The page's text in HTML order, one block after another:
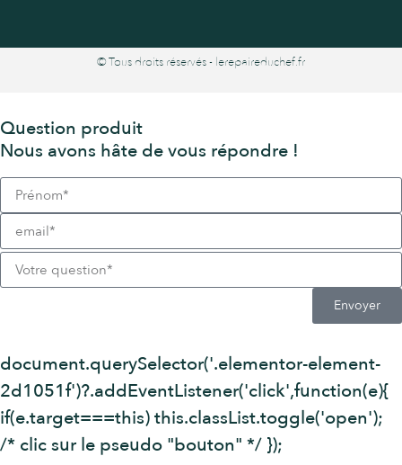
© Tous droits réservés - lerepaireduchef.fr
Question produit
Nous avons hâte de vous répondre !
Envoyer
document.querySelector('.elementor-element-
2d1051f')?.addEventListener('click',function(e){
if(e.target===this) this.classList.toggle('open');
/* clic sur le pseudo "bouton" */ });